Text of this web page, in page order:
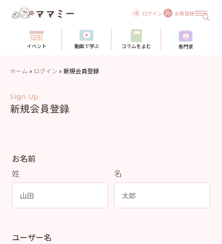
ログイン 会員登録
イベント 動画で学ぶ コラムをよむ 専門家
ホーム » ログイン » 新規会員登録
Sign Up
新規会員登録
お名前
姓
名
ユーザー名